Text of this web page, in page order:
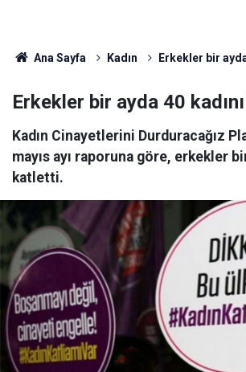
Ana Sayfa Kadın Erkekler bir
Erkekler bir ayda 40
Kadın Cinayetlerini Durduracağız
mayıs ayı raporuna göre, erkekler
katletti.